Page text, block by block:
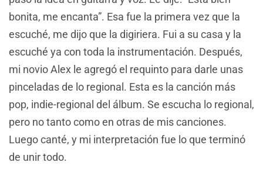
bonita, me encanta”. Esa fue la primera vez que la
escuché, me dijo que la digiriera. Fui a su casa y la
escuché ya con toda la instrumentación. Después,
mi novio Alex le agregó el requinto para darle unas
pinceladas de lo regional. Esta es la canción más
pop, indie-regional del álbum. Se escucha lo regional,
pero no tanto como en otras de mis canciones.
Luego canté, y mi interpretación fue lo que terminó
de unir todo.